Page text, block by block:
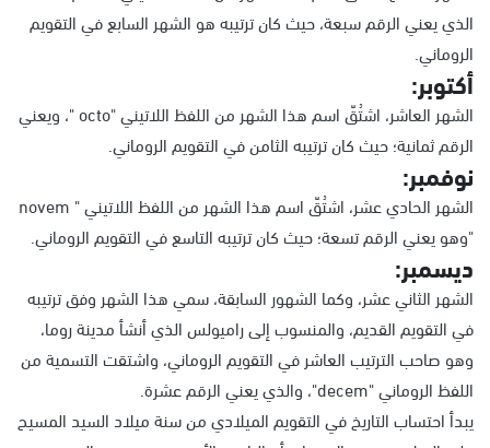
الذي يعني الرقم سبعة، حيث كان ترتيبه هو الشهر السابع في التقويم
الروماني.
أكتوبر:
الشهر العاشر، اشتُقّ اسم هذا الشهر من اللفظ اللاتيني "octo "، ويعني
الرقم ثمانية؛ حيث كان ترتيبه الثامن في التقويم الروماني.
نوفمبر:
الشهر الحادي عشر، اشتُقّ اسم هذا الشهر من اللفظ اللاتيني " novem
"وهو يعني الرقم تسعة؛ حيث كان ترتيبه التاسع في التقويم الروماني.
ديسمبر:
الشهر الثاني عشر، وكما الشهور السابقة، سمي هذا الشهر وفق ترتيبه
في التقويم القديم، والمنسوب إلى راميولس الذي أنشأ مدينة روما،
وهو صاحب الترتيب العاشر في التقويم الروماني، واشتقت التسمية من
اللفظ الروماني "decem"، والذي يعني الرقم عشرة.
يبدأ احتساب التاريخ في التقويم الميلادي من سنة ميلاد السيد المسيح